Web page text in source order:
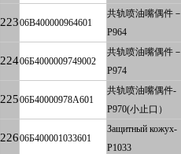
22306B400000964601
共轨喷油嘴偶件－
P964
22406Б4000009749002
共轨喷油嘴偶件－
P974
22506Б40000978А601
共轨喷油嘴偶件-
P970(小止口）
22606Б400001033601
Защитный кожух-
P1033